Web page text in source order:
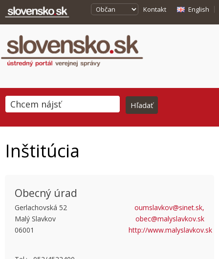
Kontakt English
Inštitúcia
This page can't load Google Maps correctly.
Obecný úrad
Gerlachovská 52
Malý Slavkov
06001
oumslavkov@sinet.sk,
obec@malyslavkov.sk
http://www.malyslavkov.sk